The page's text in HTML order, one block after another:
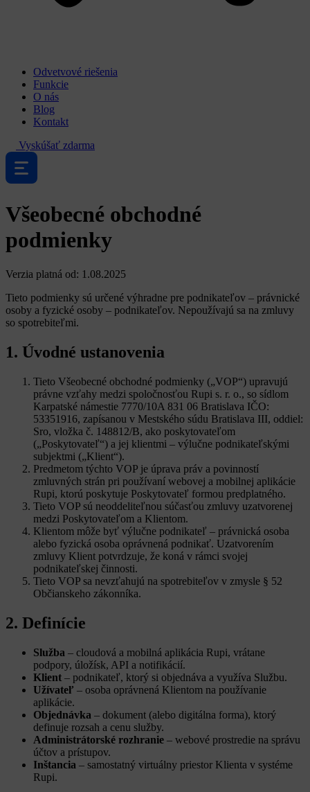
Odvetvové riešenia
Funkcie
O nás
Blog
Kontakt
Vyskúšať zdarma
Všeobecné obchodné
podmienky
Verzia platná od: 1.08.2025
Tieto podmienky sú určené výhradne pre podnikateľov – právnické
osoby a fyzické osoby – podnikateľov. Nepoužívajú sa na zmluvy
so spotrebiteľmi.
1. Úvodné ustanovenia
Tieto Všeobecné obchodné podmienky („VOP“) upravujú
právne vzťahy medzi spoločnosťou Rupi s. r. o., so sídlom
Karpatské námestie 7770/10A 831 06 Bratislava IČO:
53351916, zapísanou v Mestského súdu Bratislava III, oddiel:
Sro, vložka č. 148812/B, ako poskytovateľom
(„Poskytovateľ“) a jej klientmi – výlučne podnikateľskými
subjektmi („Klient“).
Predmetom týchto VOP je úprava práv a povinností
zmluvných strán pri používaní webovej a mobilnej aplikácie
Rupi, ktorú poskytuje Poskytovateľ formou predplatného.
Tieto VOP sú neoddeliteľnou súčasťou zmluvy uzatvorenej
medzi Poskytovateľom a Klientom.
Klientom môže byť výlučne podnikateľ – právnická osoba
alebo fyzická osoba oprávnená podnikať. Uzatvorením
zmluvy Klient potvrdzuje, že koná v rámci svojej
podnikateľskej činnosti.
Tieto VOP sa nevzťahujú na spotrebiteľov v zmysle § 52
Občianskeho zákonníka.
2. Definície
Služba – cloudová a mobilná aplikácia Rupi, vrátane
podpory, úložísk, API a notifikácií.
Klient – podnikateľ, ktorý si objednáva a využíva Službu.
Užívateľ – osoba oprávnená Klientom na používanie
aplikácie.
Objednávka – dokument (alebo digitálna forma), ktorý
definuje rozsah a cenu služby.
Administrátorské rozhranie – webové prostredie na správu
účtov a prístupov.
Inštancia – samostatný virtuálny priestor Klienta v systéme
Rupi.